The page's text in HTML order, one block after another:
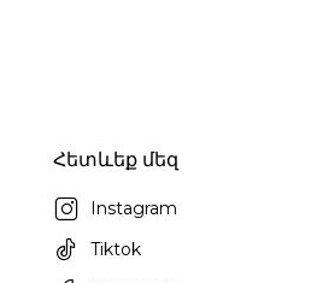
Հետևեք մեզ
Instagram
Tiktok